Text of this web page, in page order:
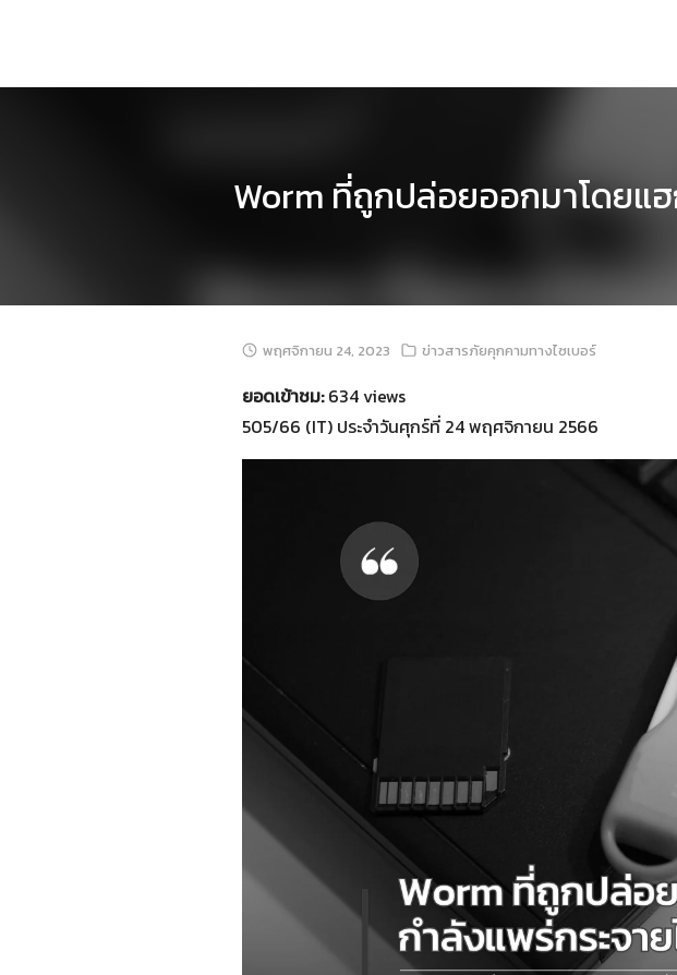
Search
for:
Worm ที่ถูกปล่อยออกมาโดยแฮ
พฤศจิกายน 24, 2023 ข่าวสารภัยคุกคามทางไซเบอร์
ยอดเข้าชม:634 views
505/66 (IT) ประจำวันศุกร์ที่ 24 พฤศจิกายน 2566